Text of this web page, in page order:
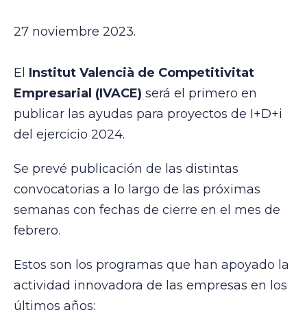
27 noviembre 2023.
El Institut Valencià de Competitivitat
Empresarial (IVACE) será el primero en
publicar las ayudas para proyectos de I+D+i
del ejercicio 2024.
Se prevé publicación de las distintas
convocatorias a lo largo de las próximas
semanas con fechas de cierre en el mes de
febrero.
Estos son los programas que han apoyado la
actividad innovadora de las empresas en los
últimos años: